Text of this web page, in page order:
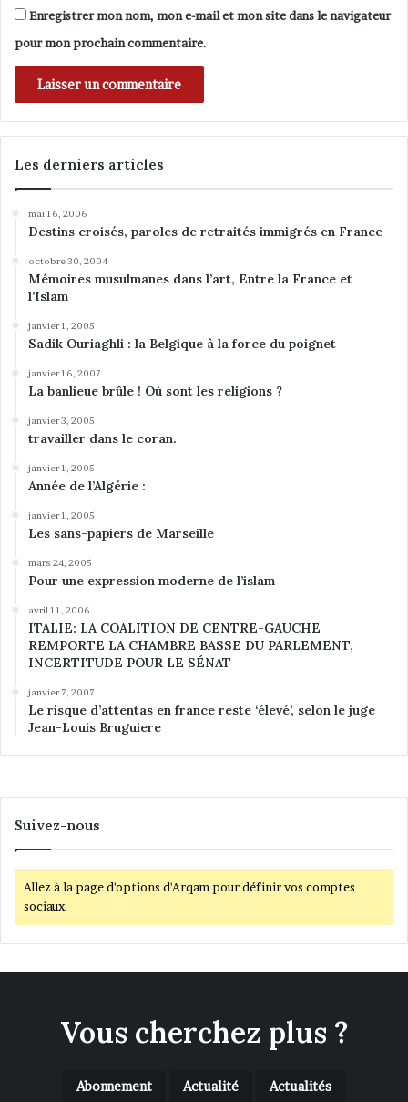
Enregistrer mon nom, mon e-mail et mon site dans le navigateur
pour mon prochain commentaire.
Les derniers articles
mai 16, 2006
Destins croisés, paroles de retraités immigrés en France
octobre 30, 2004
Mémoires musulmanes dans l’art, Entre la France et
l’Islam
janvier 1, 2005
Sadik Ouriaghli : la Belgique à la force du poignet
janvier 16, 2007
La banlieue brûle ! Où sont les religions ?
janvier 3, 2005
travailler dans le coran.
janvier 1, 2005
Année de l’Algérie :
janvier 1, 2005
Les sans-papiers de Marseille
mars 24, 2005
Pour une expression moderne de l’islam
avril 11, 2006
ITALIE: LA COALITION DE CENTRE-GAUCHE
REMPORTE LA CHAMBRE BASSE DU PARLEMENT,
INCERTITUDE POUR LE SÉNAT
janvier 7, 2007
Le risque d’attentas en france reste ‘élevé’, selon le juge
Jean-Louis Bruguiere
Suivez-nous
Allez à la page d'options d'Arqam pour définir vos comptes
sociaux.
Vous cherchez plus ?
Abonnement Actualité Actualités